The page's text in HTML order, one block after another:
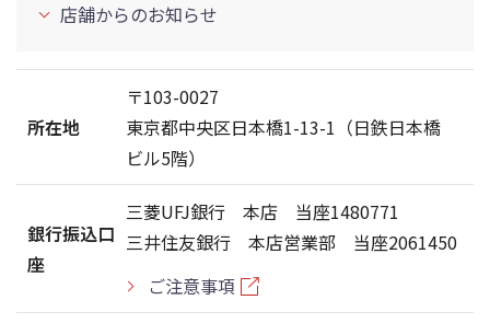
店舗からのお知らせ
所在地
〒103-0027
東京都中央区日本橋1-13-1（日鉄日本橋
ビル5階）
銀行振込口
座
三菱UFJ銀行 本店 当座1480771
三井住友銀行 本店営業部 当座2061450
ご注意事項